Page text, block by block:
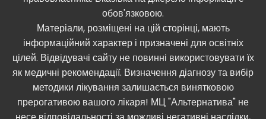
обов'язковою.
Матеріали, розміщені на цій сторінці, мають
інформаційний характер і призначені для освітніх
цілей. Відвідувачі сайту не повинні використовувати їх
як медичні рекомендації. Визначення діагнозу та вибір
методики лікування залишається винятковою
прерогативою вашого лікаря! МЦ "Альтернатива" не